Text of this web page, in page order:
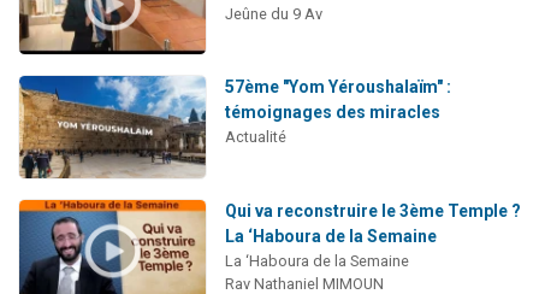
Jeûne du 9 Av
57ème "Yom Yéroushalaïm" :
témoignages des miracles
Actualité
Qui va reconstruire le 3ème Temple ?
La ‘Haboura de la Semaine
La ‘Haboura de la Semaine
Rav Nathaniel MIMOUN